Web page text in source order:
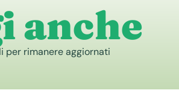
anche
per rimanere aggiornati